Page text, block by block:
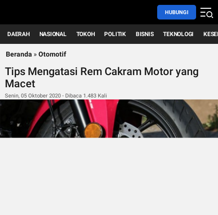
HUBUNGI
DAERAH NASIONAL TOKOH POLITIK BISNIS TEKNOLOGI
Beranda » Otomotif
Tips Mengatasi Rem Cakram Motor yang
Macet
Senin, 05 Oktober 2020 - Dibaca 1.483 Kali